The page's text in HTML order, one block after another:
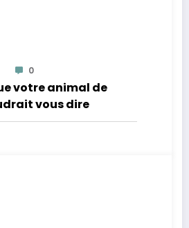
0
votre animal de
vous dire